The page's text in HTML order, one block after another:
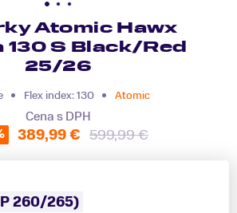
Atomic Hawx
130 S Black/Red
25/26
Flex index: 130 Atomic
Cena s DPH
389,99 € 599,99 €
260/265)